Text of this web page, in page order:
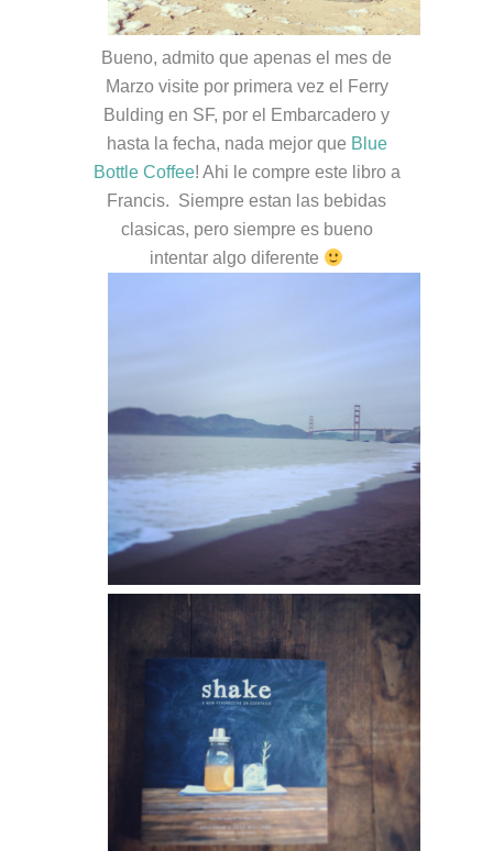
Bueno, admito que apenas el mes de
Marzo visite por primera vez el Ferry
Bulding en SF, por el Embarcadero y
hasta la fecha, nada mejor que Blue
Bottle Coffee! Ahi le compre este libro a
Francis. Siempre estan las bebidas
clasicas, pero siempre es bueno
intentar algo diferente